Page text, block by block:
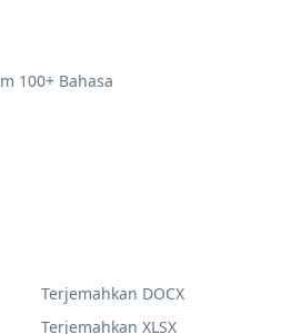
100+ Bahasa
Terjemahkan DOCX
Terjemahkan XLSX